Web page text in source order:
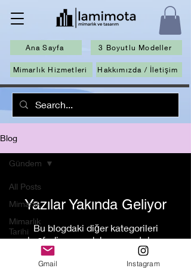
Ana Sayfa 3 Boyutlu Modeller
Mimarlık Hizmetleri Hakkımızda / İletişim
Blog
All Posts
Mimarlık
Mimarlık
Tarihi
Gündem
Yazılar Yakında Geliyor
Bu blogdaki diğer kategorileri
keşfedin veya daha sonra tekrar
Gmail Instagram